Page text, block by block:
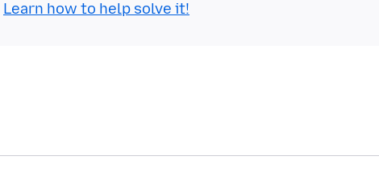
Learn how to help solve it!